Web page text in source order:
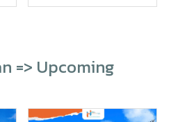
=> Upcoming